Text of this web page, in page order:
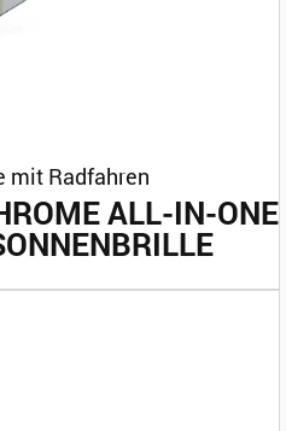
mit Radfahren
ALL-IN-ONE